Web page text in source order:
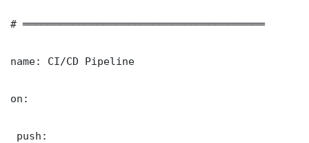
# ═══════════════════════════════════════
name: CI/CD Pipeline
on:
push: